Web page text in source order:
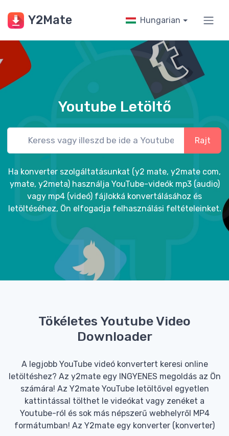
Y2Mate Hungarian
Youtube Letöltő
Rajt
Ha konverter szolgáltatásunkat (y2 mate, y2mate com,
ymate, y2meta) használja YouTube-videók mp3 (audio)
vagy mp4 (videó) fájlokká konvertálásához és
letöltéséhez, Ön elfogadja felhasználási feltételeinket.
Tökéletes Youtube Video
Downloader
A legjobb YouTube videó konvertert keresi online
letöltéshez? Az y2mate egy INGYENES megoldás az Ön
számára! Az Y2mate YouTube letöltővel egyetlen
kattintással tölthet le videókat vagy zenéket a
Youtube-ról és sok más népszerű webhelyről MP4
formátumban! Az Y2mate egy konverter (konverter)